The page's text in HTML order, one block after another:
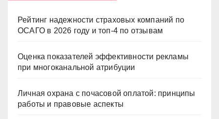
Рейтинг надежности страховых компаний по
ОСАГО в 2026 году и топ-4 по отзывам
Оценка показателей эффективности рекламы
при многоканальной атрибуции
Личная охрана с почасовой оплатой: принципы
работы и правовые аспекты